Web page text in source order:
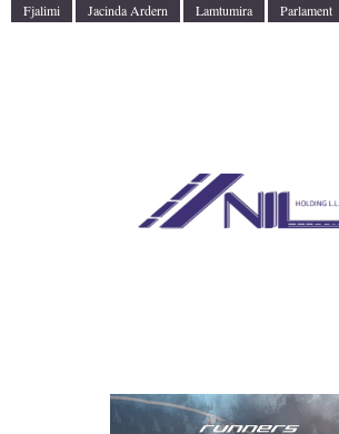
Fjalimi Jacinda Ardern Lamtumira Parlament